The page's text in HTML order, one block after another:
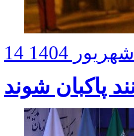
14 شهریور 1404
پاکبان شوند